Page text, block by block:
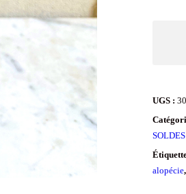
à
fleurs
UGS :
alopécie